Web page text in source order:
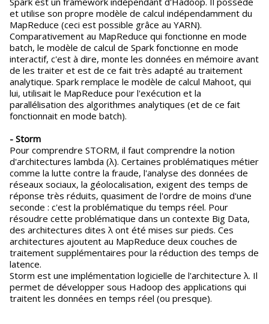
et utilise son propre modèle de calcul indépendamment du
MapReduce (ceci est possible grâce au YARN).
Comparativement au MapReduce qui fonctionne en mode
batch, le modèle de calcul de Spark fonctionne en mode
interactif, c'est à dire, monte les données en mémoire avant
de les traiter et est de ce fait très adapté au traitement
analytique. Spark remplace le modèle de calcul Mahoot, qui
lui, utilisait le MapReduce pour l'exécution et la
parallélisation des algorithmes analytiques (et de ce fait
fonctionnait en mode batch).
- Storm
Pour comprendre STORM, il faut comprendre la notion
d'architectures lambda (λ). Certaines problématiques métier
comme la lutte contre la fraude, l'analyse des données de
réseaux sociaux, la géolocalisation, exigent des temps de
réponse très réduits, quasiment de l'ordre de moins d'une
seconde : c'est la problématique du temps réel. Pour
résoudre cette problématique dans un contexte Big Data,
des architectures dites λ ont été mises sur pieds. Ces
architectures ajoutent au MapReduce deux couches de
traitement supplémentaires pour la réduction des temps de
latence.
Storm est une implémentation logicielle de l'architecture λ. Il
permet de développer sous Hadoop des applications qui
traitent les données en temps réel (ou presque).